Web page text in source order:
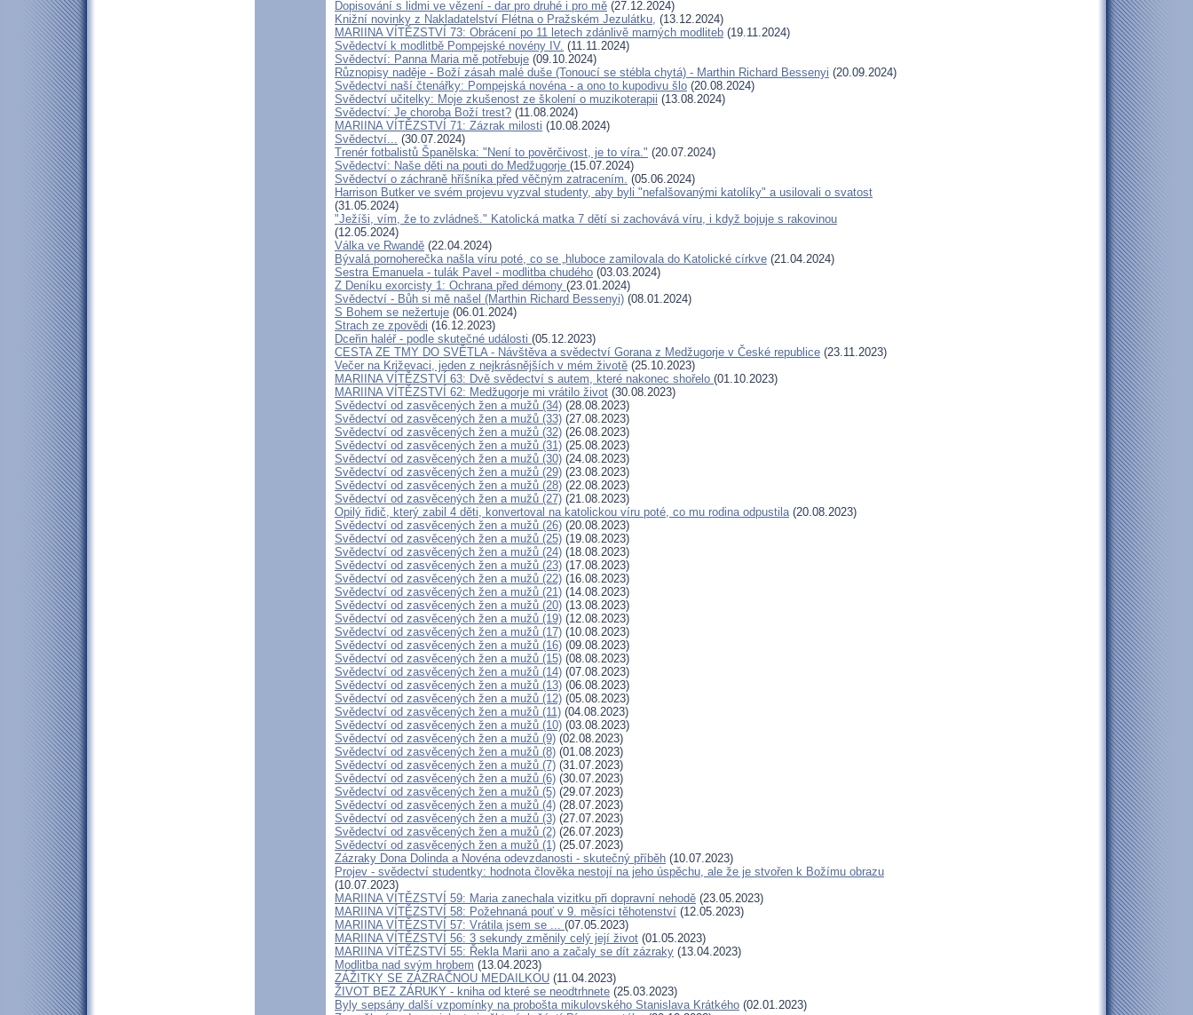
Dopisování s lidmi ve vězení - dar pro druhé i pro mě (27.12.2024)
Knižní novinky z Nakladatelství Flétna o Pražském Jezulátku, (13.12.2024)
MARIINA VÍTĚZSTVÍ 73: Obrácení po 11 letech zdánlivě marných modliteb (19.11.2024)
Svědectví k modlitbě Pompejské novény IV. (11.11.2024)
Svědectví: Panna Maria mě potřebuje (09.10.2024)
Různopisy naděje - Boží zásah malé duše (Tonoucí se stébla chytá) - Marthin Richard Bessenyi (20.09.2024)
Svědectví naší čtenářky: Pompejská novéna - a ono to kupodivu šlo (20.08.2024)
Svědectví učitelky: Moje zkušenost ze školení o muzikoterapii (13.08.2024)
Svědectví: Je choroba Boží trest? (11.08.2024)
MARIINA VÍTĚZSTVÍ 71: Zázrak milosti (10.08.2024)
Svědectví... (30.07.2024)
Trenér fotbalistů Španělska: "Není to pověrčivost, je to víra." (20.07.2024)
Svědectví: Naše děti na pouti do Medžugorje (15.07.2024)
Svědectví o záchraně hříšníka před věčným zatracením. (05.06.2024)
Harrison Butker ve svém projevu vyzval studenty, aby byli "nefalšovanými katolíky" a usilovali o svatost
(31.05.2024)
"Ježíši, vím, že to zvládneš." Katolická matka 7 dětí si zachovává víru, i když bojuje s rakovinou
(12.05.2024)
Válka ve Rwandě (22.04.2024)
Bývalá pornoherečka našla víru poté, co se „hluboce zamilovala do Katolické církve (21.04.2024)
Sestra Emanuela - tulák Pavel - modlitba chudého (03.03.2024)
Z Deníku exorcisty 1: Ochrana před démony (23.01.2024)
Svědectví - Bůh si mě našel (Marthin Richard Bessenyi) (08.01.2024)
S Bohem se nežertuje (06.01.2024)
Strach ze zpovědi (16.12.2023)
Dceřin haléř - podle skutečné události (05.12.2023)
CESTA ZE TMY DO SVĚTLA - Návštěva a svědectví Gorana z Medžugorje v České republice (23.11.2023)
Večer na Križevaci, jeden z nejkrásnějších v mém životě (25.10.2023)
MARIINA VÍTĚZSTVÍ 63: Dvě svědectví s autem, které nakonec shořelo (01.10.2023)
MARIINA VÍTĚZSTVÍ 62: Medžugorje mi vrátilo život (30.08.2023)
Svědectví od zasvěcených žen a mužů (34) (28.08.2023)
Svědectví od zasvěcených žen a mužů (33) (27.08.2023)
Svědectví od zasvěcených žen a mužů (32) (26.08.2023)
Svědectví od zasvěcených žen a mužů (31) (25.08.2023)
Svědectví od zasvěcených žen a mužů (30) (24.08.2023)
Svědectví od zasvěcených žen a mužů (29) (23.08.2023)
Svědectví od zasvěcených žen a mužů (28) (22.08.2023)
Svědectví od zasvěcených žen a mužů (27) (21.08.2023)
Opilý řidič, který zabil 4 děti, konvertoval na katolickou víru poté, co mu rodina odpustila(20.08.2023)
Svědectví od zasvěcených žen a mužů (26) (20.08.2023)
Svědectví od zasvěcených žen a mužů (25) (19.08.2023)
Svědectví od zasvěcených žen a mužů (24) (18.08.2023)
Svědectví od zasvěcených žen a mužů (23) (17.08.2023)
Svědectví od zasvěcených žen a mužů (22) (16.08.2023)
Svědectví od zasvěcených žen a mužů (21) (14.08.2023)
Svědectví od zasvěcených žen a mužů (20) (13.08.2023)
Svědectví od zasvěcených žen a mužů (19) (12.08.2023)
Svědectví od zasvěcených žen a mužů (17) (10.08.2023)
Svědectví od zasvěcených žen a mužů (16) (09.08.2023)
Svědectví od zasvěcených žen a mužů (15) (08.08.2023)
Svědectví od zasvěcených žen a mužů (14) (07.08.2023)
Svědectví od zasvěcených žen a mužů (13) (06.08.2023)
Svědectví od zasvěcených žen a mužů (12) (05.08.2023)
Svědectví od zasvěcených žen a mužů (11) (04.08.2023)
Svědectví od zasvěcených žen a mužů (10) (03.08.2023)
Svědectví od zasvěcených žen a mužů (9) (02.08.2023)
Svědectví od zasvěcených žen a mužů (8) (01.08.2023)
Svědectví od zasvěcených žen a mužů (7) (31.07.2023)
Svědectví od zasvěcených žen a mužů (6) (30.07.2023)
Svědectví od zasvěcených žen a mužů (5) (29.07.2023)
Svědectví od zasvěcených žen a mužů (4) (28.07.2023)
Svědectví od zasvěcených žen a mužů (3) (27.07.2023)
Svědectví od zasvěcených žen a mužů (2) (26.07.2023)
Svědectví od zasvěcených žen a mužů (1) (25.07.2023)
Zázraky Dona Dolinda a Novéna odevzdanosti - skutečný příběh (10.07.2023)
Projev - svědectví studentky: hodnota člověka nestojí na jeho úspěchu, ale že je stvořen k Božímu obrazu
(10.07.2023)
MARIINA VÍTĚZSTVÍ 59: Maria zanechala vizitku při dopravní nehodě (23.05.2023)
MARIINA VÍTĚZSTVÍ 58: Požehnaná pouť v 9. měsíci těhotenství (12.05.2023)
MARIINA VÍTĚZSTVÍ 57: Vrátila jsem se ... (07.05.2023)
MARIINA VÍTĚZSTVÍ 56: 3 sekundy změnily celý její život (01.05.2023)
MARIINA VÍTĚZSTVÍ 55: Řekla Marii ano a začaly se dít zázraky (13.04.2023)
Modlitba nad svým hrobem (13.04.2023)
ZÁŽITKY SE ZÁZRAČNOU MEDAILKOU (11.04.2023)
ŽIVOT BEZ ZÁRUKY - kniha od které se neodtrhnete (25.03.2023)
Byly sepsány další vzpomínky na probošta mikulovského Stanislava Krátkého (02.01.2023)